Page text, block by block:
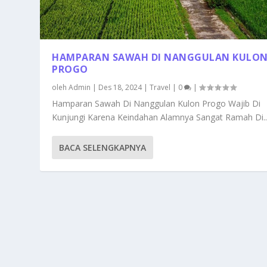
HAMPARAN SAWAH DI NANGGULAN
PROGO
olehAdmin | Des 18, 2024|Travel | 0 |
Hamparan Sawah Di Nanggulan Kulon Progo Wajib Di
Kunjungi Karena Keindahan Alamnya Sangat Ramah
BACA SELENGKAPNYA